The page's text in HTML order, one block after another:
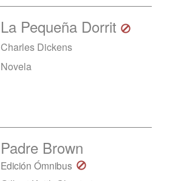
La Pequeña Dorrit
Charles Dickens
Novela
Padre Brown
Edición Ómnibus